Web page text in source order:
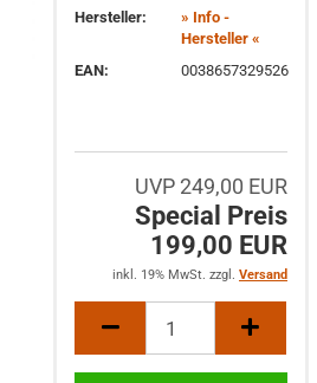
Hersteller:
» Info -
Hersteller «
EAN:
0038657329526
UVP 249,00 EUR
Special Preis
199,00 EUR
inkl. 19% MwSt. zzgl. Versand